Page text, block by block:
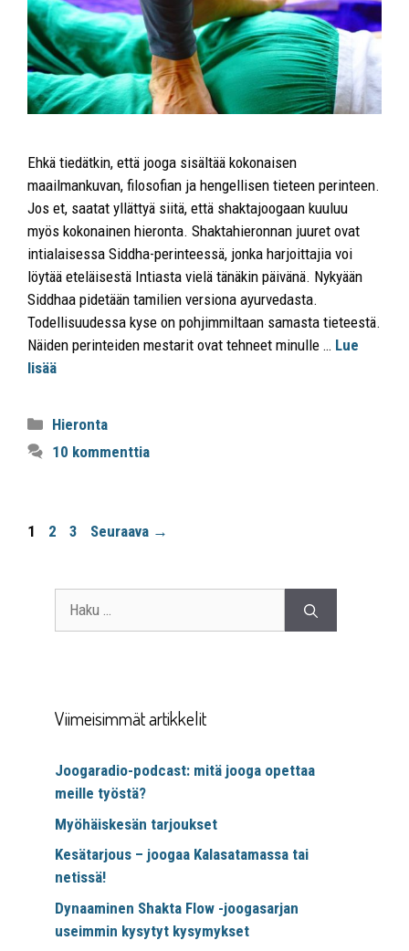
Ehkä tiedätkin, että jooga sisältää kokonaisen
maailmankuvan, filosofian ja hengellisen tieteen perinteen.
Jos et, saatat yllättyä siitä, että shaktajoogaan kuuluu
myös kokonainen hieronta. Shaktahieronnan juuret ovat
intialaisessa Siddha-perinteessä, jonka harjoittajia voi
löytää eteläisestä Intiasta vielä tänäkin päivänä. Nykyään
Siddhaa pidetään tamilien versiona ayurvedasta.
Todellisuudessa kyse on pohjimmiltaan samasta tieteestä.
Näiden perinteiden mestarit ovat tehneet minulle … Lue
lisää
Hieronta
10 kommenttia
1 2 3 Seuraava →
Viimeisimmät artikkelit
Joogaradio-podcast: mitä jooga opettaa
meille työstä?
Myöhäiskesän tarjoukset
Kesätarjous – joogaa Kalasatamassa tai
netissä!
Dynaaminen Shakta Flow -joogasarjan
useimmin kysytyt kysymykset